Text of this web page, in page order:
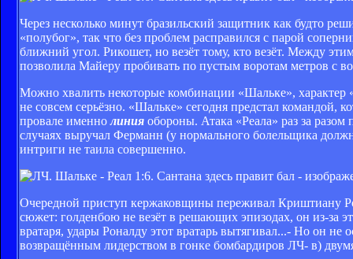
Через несколько минут бразильский защитник как будто
«полубог», так что без проблем расправился с парой
ближний угол. Рикошет, но везёт тому, кто везёт. Между
позволила Майеру пробивать по пустым воротам метров с
Можно хвалить некоторые комбинации «Шальке», характер
не совсем серьёзно. «Шальке» сегодня предстал командой,
провале именнолиния обороны. Атака «Реала» раз за
случаях выручал Ферманн (у нормального болельщика
интриги не таила совершенно.
Очередной приступ кержаковщины переживал Криштиану
сюжет: голденбою не везёт в решающих эпизодах, он из-за
вратаря, удары Роналду этот вратарь вытягивал...- Но он
возвращённым лидерством в гонке бомбардиров ЛЧ- в)